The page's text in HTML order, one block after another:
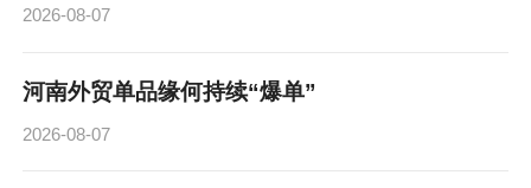
2026-08-07
河南外贸单品缘何持续“爆单”
2026-08-07